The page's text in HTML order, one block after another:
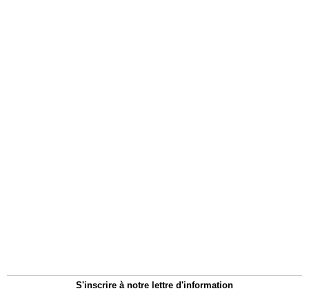
S'inscrire à notre lettre d'information